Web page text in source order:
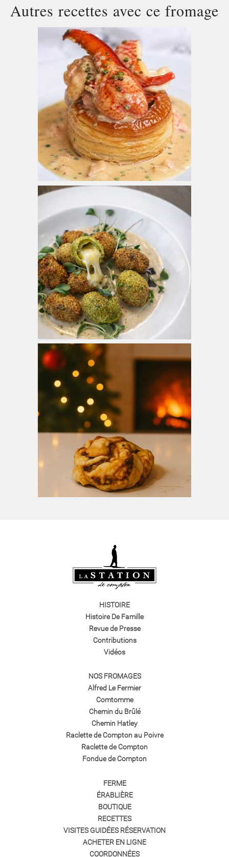
Autres recettes avec ce fromage
HISTOIRE
Histoire De Famille
Revue de Presse
Contributions
Vidéos
NOS FROMAGES
Alfred Le Fermier
Comtomme
Chemin du Brûlé
Chemin Hatley
Raclette de Compton au Poivre
Raclette de Compton
Fondue de Compton
FERME
ÉRABLIÈRE
BOUTIQUE
RECETTES
VISITES GUIDÉES RÉSERVATION
ACHETER EN LIGNE
COORDONNÉES